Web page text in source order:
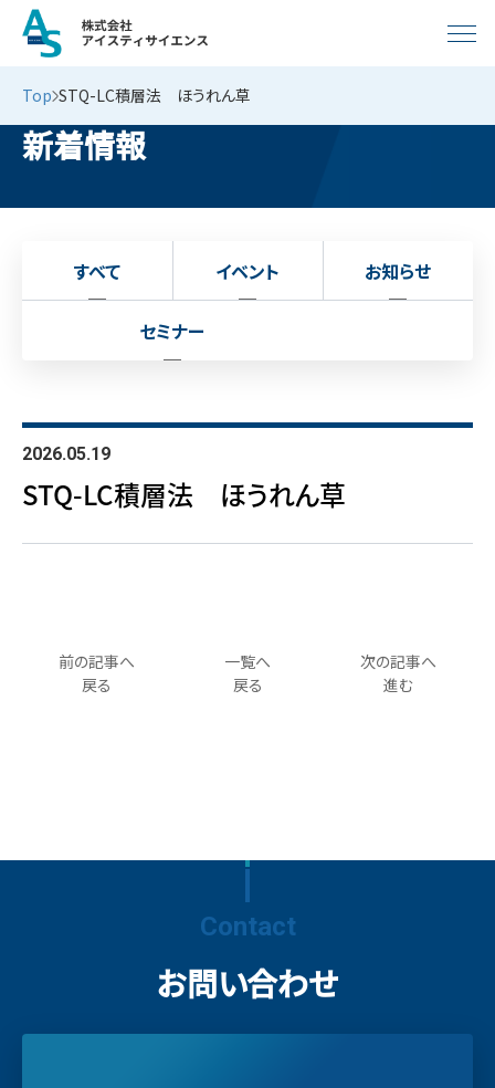
Top STQ-LC積層法 ほうれん草
新着情報
すべて イベント お知らせ
セミナー
2026.05.19
STQ-LC積層法 ほうれん草
一覧へ
戻る
前の記事へ
戻る
次の記事へ
進む
Contact
お問い合わせ